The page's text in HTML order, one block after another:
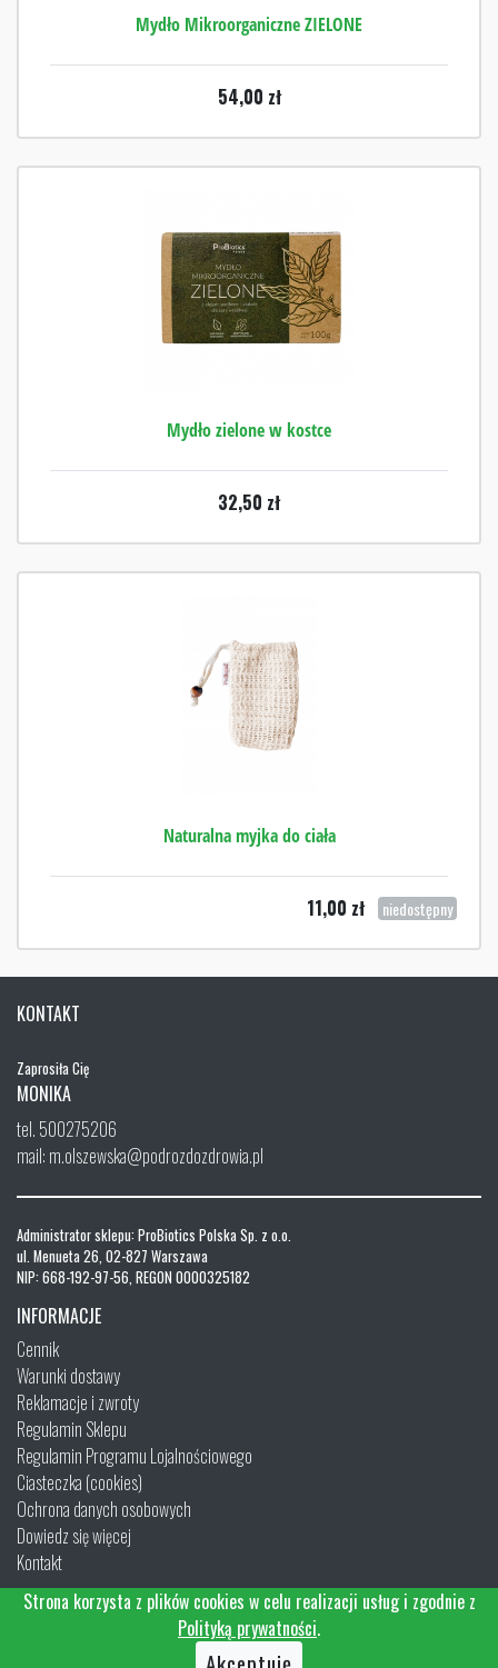
Mydło Mikroorganiczne ZIELONE
54,00 zł
Mydło zielone w kostce
32,50 zł
Naturalna myjka do ciała
11,00 zł niedostępny
KONTAKT
Zaprosiła Cię
MONIKA
tel. 500275206
mail: m.olszewska@podrozdozdrowia.pl
Administrator sklepu: ProBiotics Polska Sp. z o.o.
ul. Menueta 26, 02-827 Warszawa
NIP: 668-192-97-56, REGON 0000325182
INFORMACJE
Cennik
Warunki dostawy
Reklamacje i zwroty
Regulamin Sklepu
Regulamin Programu Lojalnościowego
Ciasteczka (cookies)
Ochrona danych osobowych
Dowiedz się więcej
Kontakt
Strona korzysta z plików cookies w celu realizacji usług i zgodnie z
Polityką prywatności.